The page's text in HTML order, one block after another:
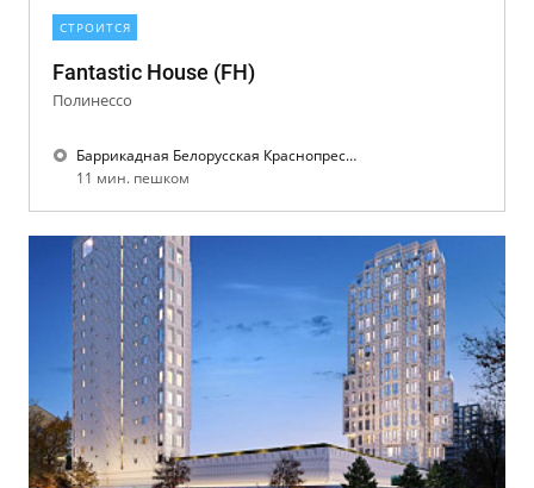
СТРОИТСЯ
Fantastic House (FH)
Полинессо
Баррикадная Белорусская Краснопресненская Улица 1905 года
11 мин. пешком